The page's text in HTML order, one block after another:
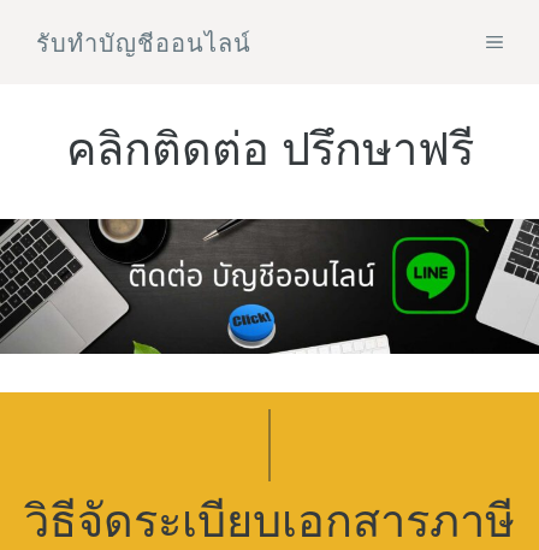
รับทําบัญชีออนไลน์
คลิกติดต่อ ปรึกษาฟรี
วิธีจัดระเบียบเอกสารภาษี